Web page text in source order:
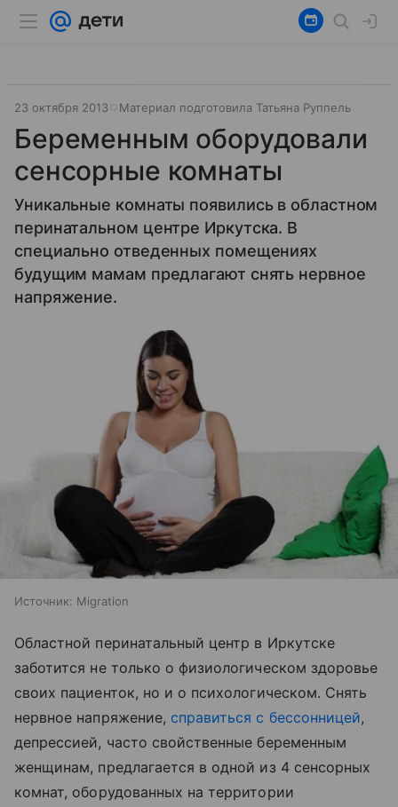
23 октября 2013 Материал подготовила Татьяна Руппель
Беременным оборудовали
сенсорные комнаты
Уникальные комнаты появились в областном
перинатальном центре Иркутска. В
специально отведенных помещениях
будущим мамам предлагают снять нервное
напряжение.
Источник: Migration
Областной перинатальный центр в Иркутске
заботится не только о физиологическом здоровье
своих пациенток, но и о психологическом. Снять
нервное напряжение, справиться с бессонницей,
депрессией, часто свойственные беременным
женщинам, предлагается в одной из 4 сенсорных
комнат, оборудованных на территории